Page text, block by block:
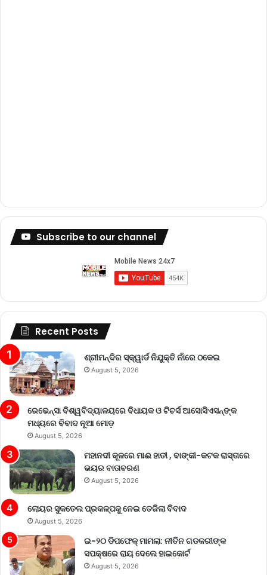
Subscribe to our channel
Recent Posts
ଶ୍ରୀମନ୍ଦିର ସ୍କ୍ୱାର୍ଡ ନିଯୁକ୍ତି ନାଁରେ ଠକେଇ
August 5, 2026
ରେଭେନ୍ସା ବିଶ୍ୱବିଦ୍ୟାଳୟରେ ବିଧାୟକ ଓ ଟିଚର୍ସ ଆସୋସିଏସନ୍‌ଙ୍କ
ମଧ୍ୟରେ ବିବାଦ ନୂଆ ମୋଡ଼
August 5, 2026
ମହାନଦୀ କୂଳରେ ମାଈ ହାତୀ , ବାଙ୍କୀ-କଟକ ରାସ୍ତାରେ
ଭୟର ବାତାବରଣ
August 5, 2026
ଲୋୟର ସୁକତେଲ ପ୍ରକଳ୍ପକୁ ନେଇ ତେଜିଲା ବିବାଦ
August 5, 2026
ଇ-୨୦ ଡିପଫେକ୍ ମାମଲା: ନୀତିନ ଗଡକରୀଙ୍କ
ସପକ୍ଷରେ ରାୟ ଦେଲେ ହାଇକୋର୍ଟ
August 5, 2026